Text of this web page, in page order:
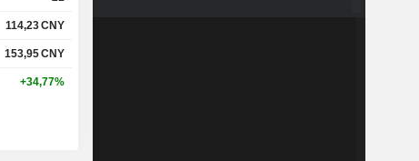
114,23CNY
153,95CNY
+34,77%